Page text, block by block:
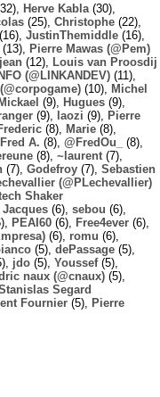
Herve Kabla (30),
(25), Christophe (22),
(16), JustinThemiddle (16),
(13),
Pierre Mawas (@Pem)
jean (12),
Louis van Proosdij
INFO (@LINKANDEV) (11),
(10),
Michel
Mickael (9), Hugues (9),
(9), laozi (9),
Pierre
(8), Marie (8),
Fred A. (8), @FredOu_
(8),
(8), ~laurent (7),
(7), Godefroy (7), Sebastien
(@PLechevallier)
Shaker
Jacques (6), sebou (6),
PEAI60 (6), Free4ever (6),
(6), romu (6),
(5), dePassage (5),
jdo (5), Youssef(5),
naux (@cnaux) (5),
Segard
Fournier (5),
Pierre